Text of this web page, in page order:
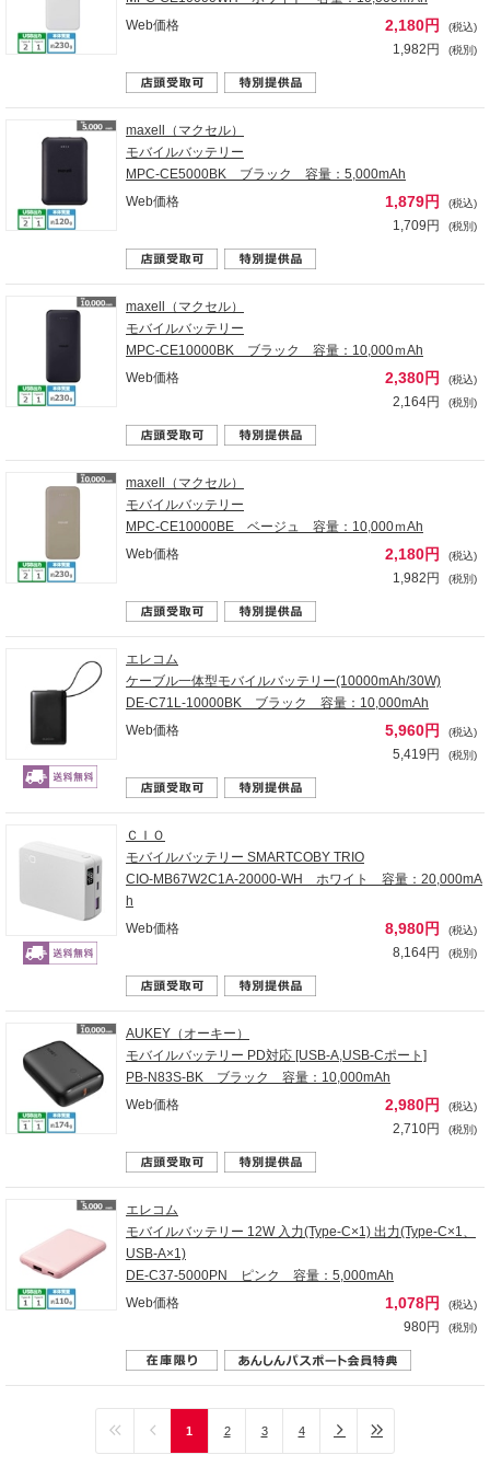
Web価格
2,180円 (税込)
1,982円 (税別)
maxell（マクセル）
モバイルバッテリー
MPC-CE5000BK ブラック 容量：5,000mAh
Web価格
1,879円 (税込)
1,709円 (税別)
maxell（マクセル）
モバイルバッテリー
MPC-CE10000BK ブラック 容量：10,000ｍAh
Web価格
2,380円 (税込)
2,164円 (税別)
maxell（マクセル）
モバイルバッテリー
MPC-CE10000BE ベージュ 容量：10,000ｍAh
Web価格
2,180円 (税込)
1,982円 (税別)
エレコム
ケーブル一体型モバイルバッテリー(10000mAh/30W)
DE-C71L-10000BK ブラック 容量：10,000mAh
Web価格
5,960円 (税込)
5,419円 (税別)
ＣＩＯ
モバイルバッテリー SMARTCOBY TRIO
CIO-MB67W2C1A-20000-WH ホワイト 容量：20,000mA
h
Web価格
8,980円 (税込)
8,164円 (税別)
AUKEY（オーキー）
モバイルバッテリー PD対応 [USB-A,USB-Cポート]
PB-N83S-BK ブラック 容量：10,000mAh
Web価格
2,980円 (税込)
2,710円 (税別)
エレコム
モバイルバッテリー 12W 入力(Type-C×1) 出力(Type-C×1、
USB-A×1)
DE-C37-5000PN ピンク 容量：5,000mAh
Web価格
1,078円 (税込)
980円 (税別)
1 2 3 4